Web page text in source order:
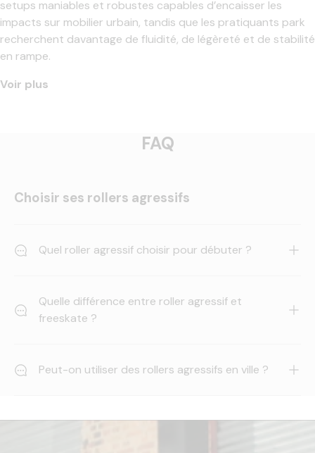
setups maniables et robustes capables d’encaisser les
impacts sur mobilier urbain, tandis que les pratiquants park
recherchent davantage de fluidité, de légèreté et de stabilité
en rampe.
Voir plus
FAQ
Choisir ses rollers agressifs
Quel roller agressif choisir pour débuter ?
Quelle différence entre roller agressif et
freeskate ?
Peut-on utiliser des rollers agressifs en ville ?